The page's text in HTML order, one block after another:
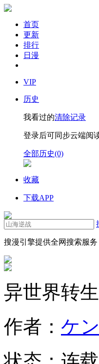
首页
更新
排行
日漫
VIP
历史
我看过的清除记录
登录后可同步云端阅
全部历史(0)
收藏
下载APP
搜漫引擎提供全网搜索服务
异世界转
作者： ケ